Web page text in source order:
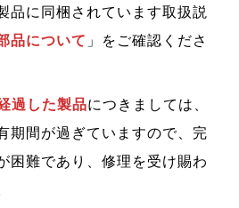
品に同梱されています取扱説
品について 」をご確認くださ
過した製品につきましては、
期間が過ぎていますので、完
困難であり、修理を受け賜わ